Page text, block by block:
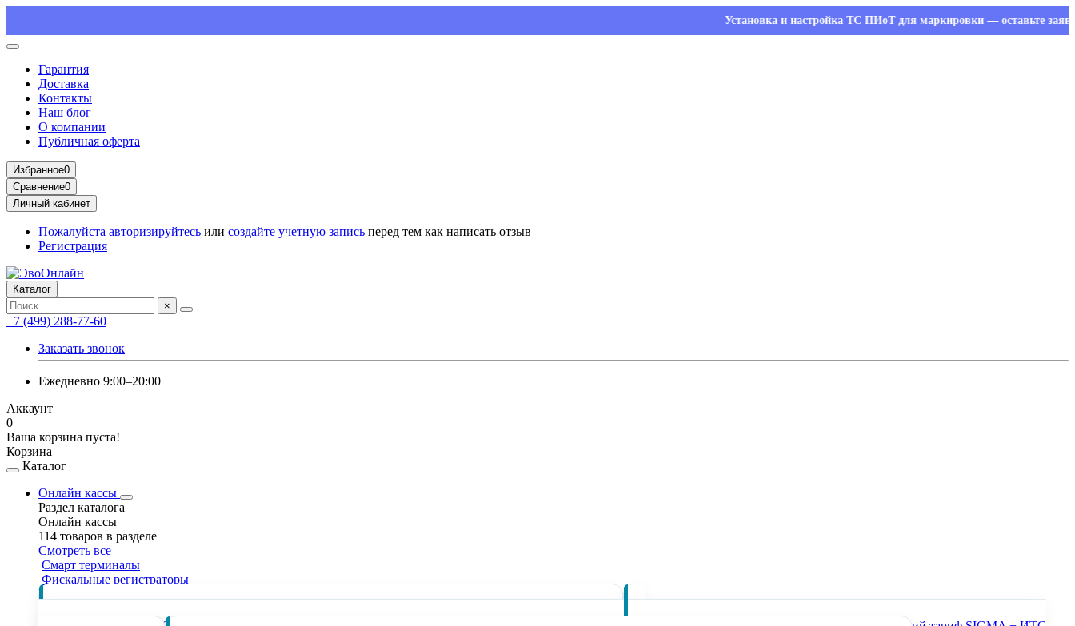
Установка и настройка ТС ПИоТ для маркировки — оставьте заявку и
Гарантия
Доставка
Контакты
Наш блог
О компании
Публичная оферта
Избранное0
Сравнение0
Личный кабинет
Пожалуйста авторизируйтесь или создайте учетную запись перед тем как написать отзыв
Регистрация
Каталог
×
+7 (499) 288-77-60
Заказать звонок
Ежедневно 9:00–20:00
Аккаунт
0
Ваша корзина пуста!
Корзина
Каталог
Онлайн кассы
Раздел каталога
Онлайн кассы
114 товаров в разделе
Смотреть все
Смарт терминалы
Фискальные регистраторы
Популярные товары раздела